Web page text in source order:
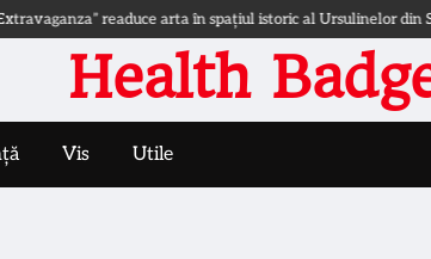
readuce arta în spațiul istoric al Ursulinelor din Sibiu
Health
Vis Utile